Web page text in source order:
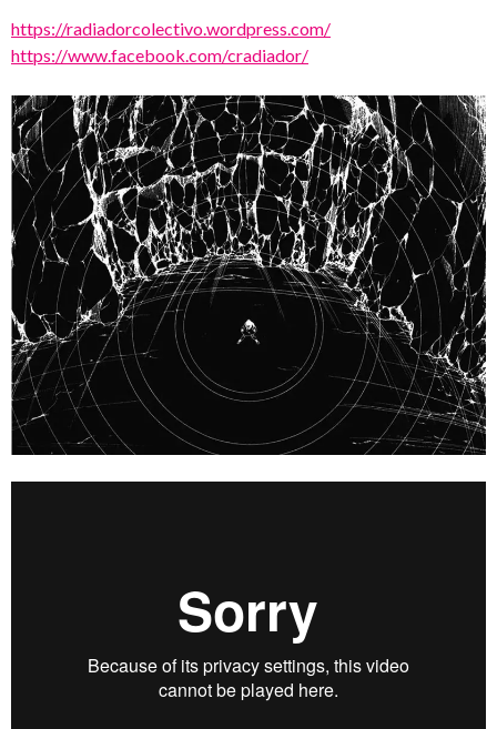
https://radiadorcolectivo.wordpress.com/
https://www.facebook.com/cradiador/